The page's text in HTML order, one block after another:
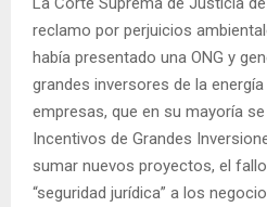
reclamo por perjuicios
había presentado una ONG y
grandes inversores de la
empresas, que en su mayoría
Incentivos de Grandes
sumar nuevos proyectos, el
“seguridad jurídica” a los